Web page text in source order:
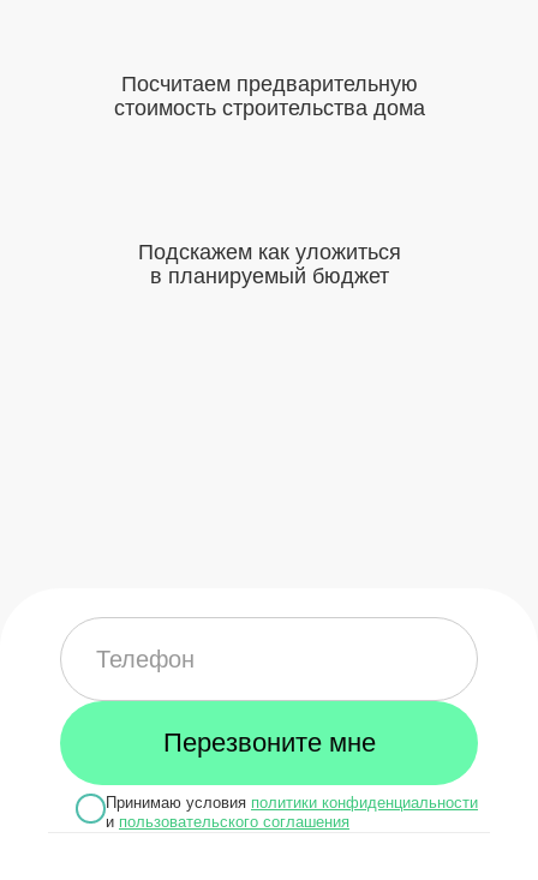
Посчитаем предварительную
стоимость строительства дома
Подскажем как уложиться
в планируемый бюджет
Принимаю условия политики конфиденциальности
и пользовательского соглашения